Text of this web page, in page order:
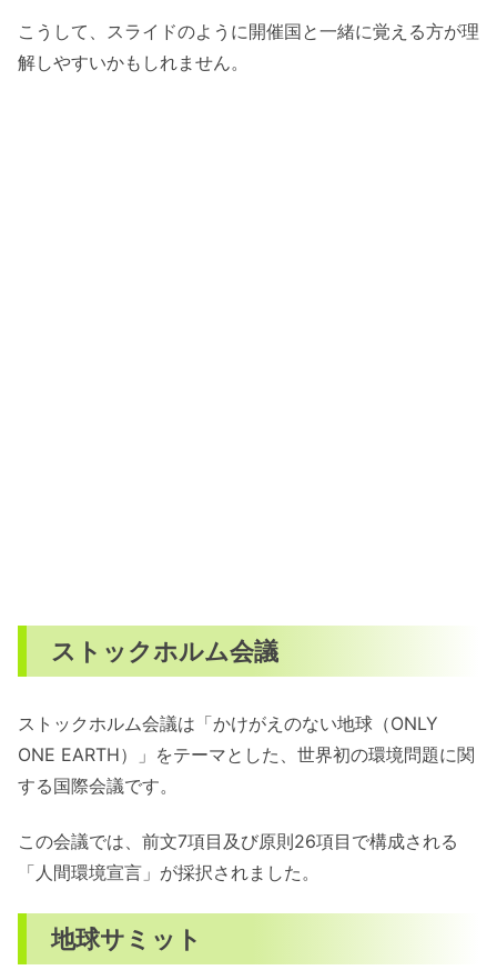
こうして、スライドのように開催国と一緒に覚える方が理
解しやすいかもしれません。
ストックホルム会議
ストックホルム会議は「かけがえのない地球（ONLY
ONE EARTH）」をテーマとした、世界初の環境問題に関
する国際会議です。
この会議では、前文7項目及び原則26項目で構成される
「人間環境宣言」が採択されました。
地球サミット